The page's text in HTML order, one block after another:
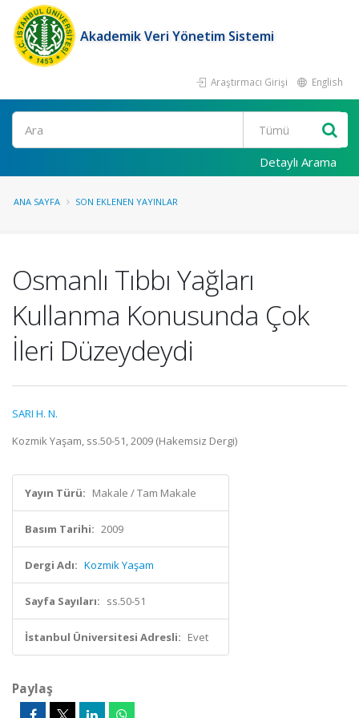
Akademik Veri Yönetim Sistemi
Araştırmacı Girişi English
Ara
Detaylı Arama
ANA SAYFA SON EKLENEN YAYINLAR
Osmanlı Tıbbı Yağları
Kullanma Konusunda Çok
İleri Düzeydeydi
SARI H. N.
Kozmik Yaşam, ss.50-51, 2009 (Hakemsiz Dergi)
Yayın Türü: Makale / Tam Makale
Basım Tarihi: 2009
Dergi Adı: Kozmik Yaşam
Sayfa Sayıları: ss.50-51
İstanbul Üniversitesi Adresli: Evet
Paylaş